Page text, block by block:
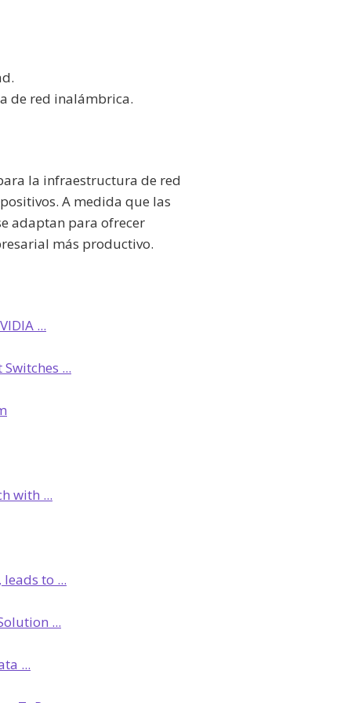
de red inalámbrica.
la infraestructura de red
A medida que las
adaptan para ofrecer
más productivo.
...
...
with ...
to ...
...
...